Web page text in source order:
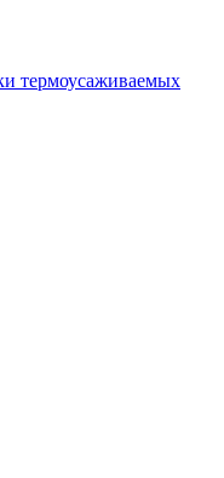
термоусаживаемых